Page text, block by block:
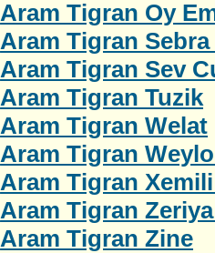
Aram Tigran Oy
Aram Tigran
Aram Tigran Sev
Aram Tigran Tuzik
Aram Tigran Welat
Aram Tigran
Aram Tigran
Aram Tigran
Aram Tigran Zine